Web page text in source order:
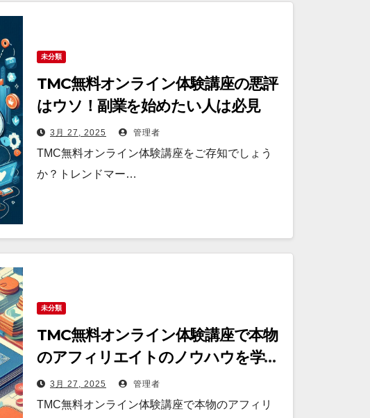
未分類
TMC無料オンライン体験講座の悪評
はウソ！副業を始めたい人は必見
3月 27, 2025 管理者
TMC無料オンライン体験講座をご存知でしょう
か？トレンドマー…
未分類
TMC無料オンライン体験講座で本物
のアフィリエイトのノウハウを学べ
る！3月 27, 2025 管理者
TMC無料オンライン体験講座で本物のアフィリ